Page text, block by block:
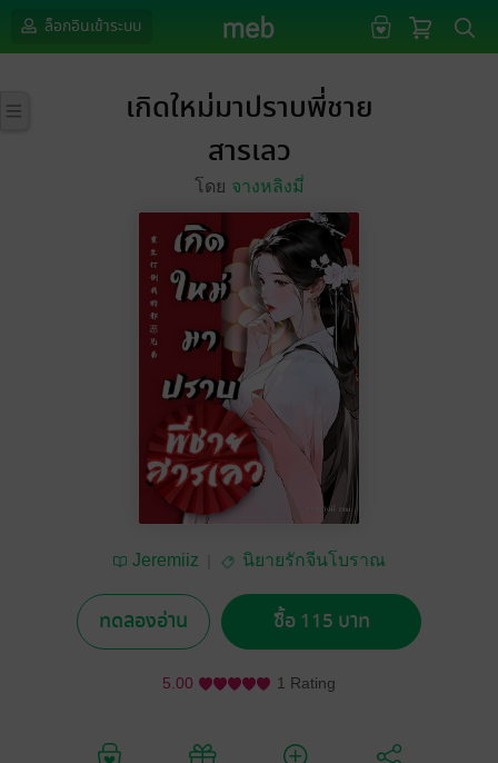
ล็อกอินเข้าระบบ
เกิดใหม่มาปราบพี่ชาย
สารเลว
โดย จางหลิงมี่
Jeremiiz นิยายรักจีนโบราณ
ทดลองอ่าน ซื้อ 115 บาท
5.00 1 Rating